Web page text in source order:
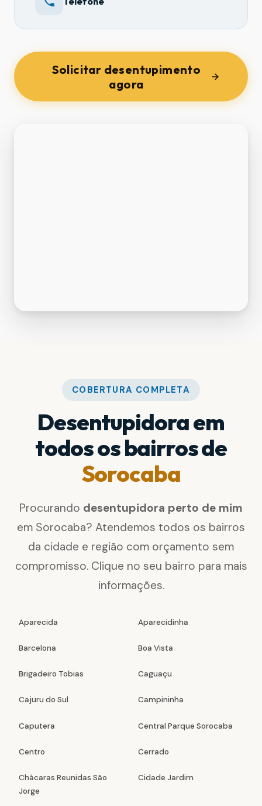
Solicitar desentupimento
agora
COBERTURA COMPLETA
Desentupidora em
todos os bairros de
Sorocaba
Procurando desentupidora perto de mim
em Sorocaba? Atendemos todos os bairros
da cidade e região com orçamento sem
compromisso. Clique no seu bairro para mais
informações.
Aparecida Aparecidinha
Barcelona Boa Vista
Brigadeiro Tobias Caguaçu
Cajuru do Sul Campininha
Caputera Central Parque Sorocaba
Centro Cerrado
Chácaras Reunidas São
Jorge
Cidade Jardim